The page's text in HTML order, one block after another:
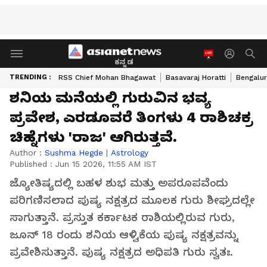
ಕನ್ನಡ
TRENDING : RSS Chief Mohan Bhagawat Basavaraj Horatti
ಶನಿಯ ಮನೆಯಲ್ಲಿ ಗುರುವಿನ ಭವ್ಯ
ಪ್ರವೇಶ, ಎರಡೂವರೆ ತಿಂಗಳು 4 ರಾಶಿಚಕ್ರ
ಚಿಹ್ನೆಗಳು 'ರಾಜ' ಆಗಿರುತ್ತವೆ.
Author : Sushma Hegde | Astrology
Published : Jun 15 2026, 11:55 AM IST
ಜ್ಯೋತಿಷ್ಯದಲ್ಲಿ ಬಹಳ ಶುಭ ಮತ್ತು ಅಪರೂಪವೆಂದು
ಪರಿಗಣಿಸಲಾದ ಪುಷ್ಯ ನಕ್ಷತ್ರದ ಮೂಲಕ ಗುರು ಶೀಘ್ರದಲ್ಲೇ
ಸಾಗುತ್ತಾನೆ. ಪ್ರಸ್ತುತ ಕರ್ಕಾಟಕ ರಾಶಿಯಲ್ಲಿರುವ ಗುರು,
ಜೂನ್ 18 ರಂದು ಶನಿಯ ಆಳ್ವಿಕೆಯ ಪುಷ್ಯ ನಕ್ಷತ್ರವನ್ನು
ಪ್ರವೇಶಿಸುತ್ತಾನೆ. ಪುಷ್ಯ ನಕ್ಷತ್ರದ ಅಧಿಪತಿ ಗುರು ಸ್ವತಃ.